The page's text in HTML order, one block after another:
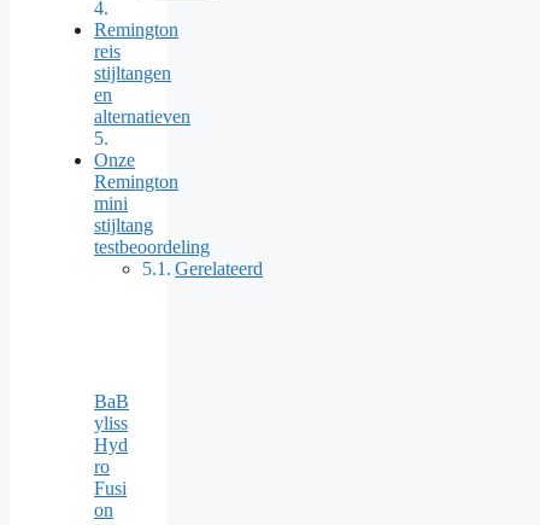
Remington
reis
stijltangen
en
alternatieven
Onze
Remington
mini
stijltang
testbeoordeling
Gerelateerd
BaB
yliss
Hyd
ro
Fusi
on